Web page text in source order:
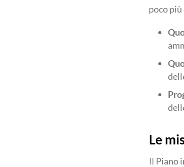
poco
Le
Il Piano